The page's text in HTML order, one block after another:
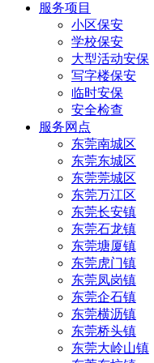
服务项目
小区保安
学校保安
大型活动安保
写字楼保安
临时安保
安全检查
服务网点
东莞南城区
东莞东城区
东莞莞城区
东莞万江区
东莞长安镇
东莞石龙镇
东莞塘厦镇
东莞虎门镇
东莞凤岗镇
东莞企石镇
东莞横沥镇
东莞桥头镇
东莞大岭山镇